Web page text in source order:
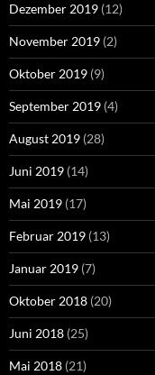
Dezember 2019 (12)
November 2019 (2)
Oktober 2019 (9)
September 2019 (4)
August 2019 (28)
Juni 2019 (14)
Mai 2019 (17)
Februar 2019 (13)
Januar 2019 (7)
Oktober 2018 (20)
Juni 2018 (25)
Mai 2018 (21)